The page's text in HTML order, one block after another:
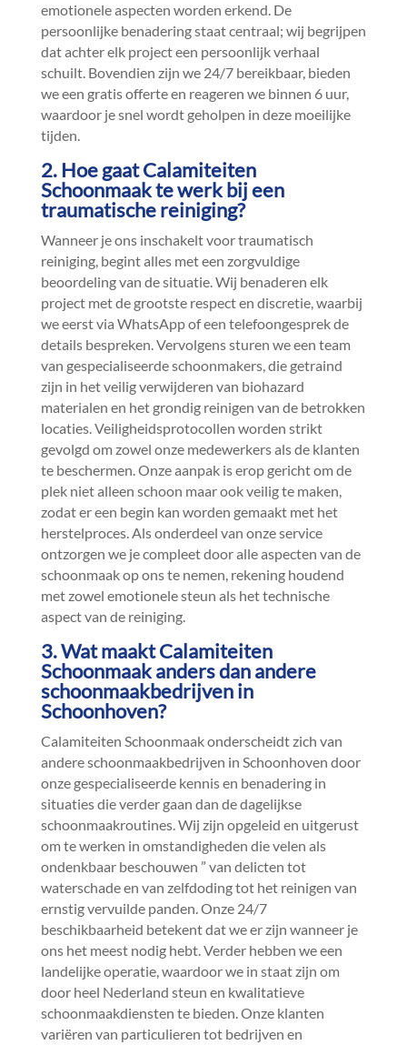
emotionele aspecten worden erkend.​ De
persoonlijke benadering staat centraal; wij begrijpen
dat achter elk project een persoonlijk verhaal
schuilt.​ Bovendien zijn we 24/7 bereikbaar, bieden
we een gratis offerte en reageren we binnen 6 uur,
waardoor je snel wordt geholpen in deze moeilijke
tijden.​
2.​ Hoe gaat Calamiteiten
Schoonmaak te werk bij een
traumatische reiniging?
Wanneer je ons inschakelt voor traumatisch
reiniging, begint alles met een zorgvuldige
beoordeling van de situatie.​ Wij benaderen elk
project met de grootste respect en discretie, waarbij
we eerst via WhatsApp of een telefoongesprek de
details bespreken.​ Vervolgens sturen we een team
van gespecialiseerde schoonmakers, die getraind
zijn in het veilig verwijderen van biohazard
materialen en het grondig reinigen van de betrokken
locaties.​ Veiligheidsprotocollen worden strikt
gevolgd om zowel onze medewerkers als de klanten
te beschermen.​ Onze aanpak is erop gericht om de
plek niet alleen schoon maar ook veilig te maken,
zodat er een begin kan worden gemaakt met het
herstelproces.​ Als onderdeel van onze service
ontzorgen we je compleet door alle aspecten van de
schoonmaak op ons te nemen, rekening houdend
met zowel emotionele steun als het technische
aspect van de reiniging.​
3.​ Wat maakt Calamiteiten
Schoonmaak anders dan andere
schoonmaakbedrijven in
Schoonhoven?
Calamiteiten Schoonmaak onderscheidt zich van
andere schoonmaakbedrijven in Schoonhoven door
onze gespecialiseerde kennis en benadering in
situaties die verder gaan dan de dagelijkse
schoonmaakroutines.​ Wij zijn opgeleid en uitgerust
om te werken in omstandigheden die velen als
ondenkbaar beschouwen ” van delicten tot
waterschade en van zelfdoding tot het reinigen van
ernstig vervuilde panden.​ Onze 24/7
beschikbaarheid betekent dat we er zijn wanneer je
ons het meest nodig hebt.​ Verder hebben we een
landelijke operatie, waardoor we in staat zijn om
door heel Nederland steun en kwalitatieve
schoonmaakdiensten te bieden.​ Onze klanten
variëren van particulieren tot bedrijven en